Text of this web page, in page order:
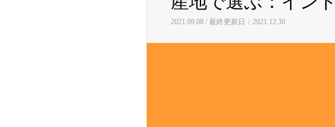
2021.09.08 / 最終更新日：2021.12.30